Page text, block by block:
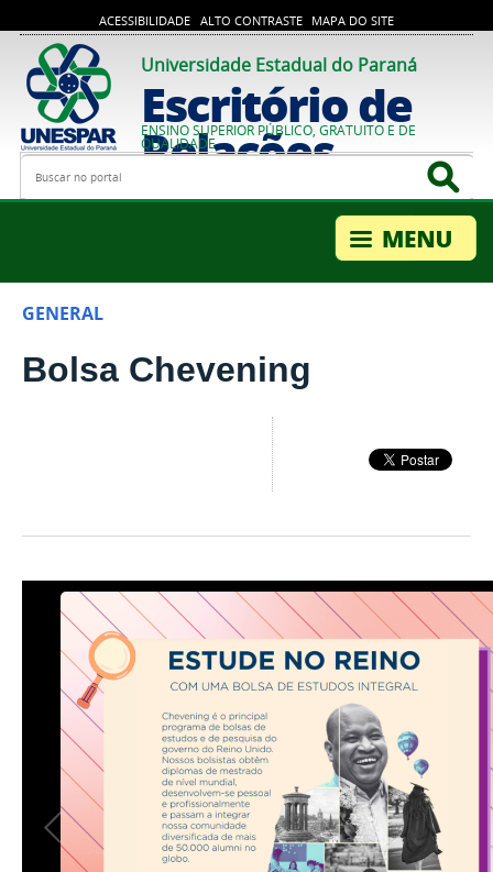
ACESSIBILIDADE ALTO CONTRASTE MAPA DO SITE
Universidade Estadual do Paraná
Escritório de
Relações
Internacionais
ENSINO SUPERIOR PÚBLICO, GRATUITO E DE
QUALIDADE
Busca
GENERAL
Bolsa Chevening